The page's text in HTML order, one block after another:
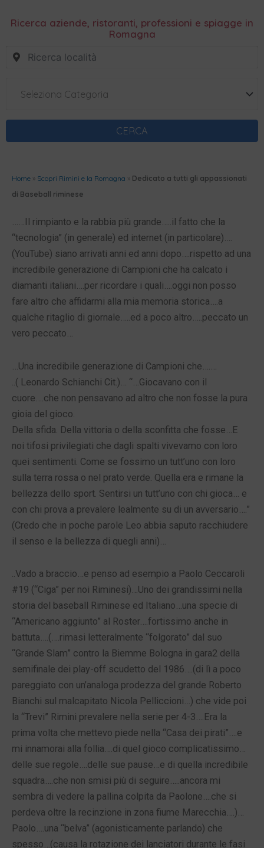
Ricerca aziende, ristoranti, professioni e spiagge in
Romagna
Seleziona Categoria
CERCA
Home » Scopri Rimini e la Romagna » Dedicato a tutti gli appassionati
di Baseball riminese
……Il rimpianto e la rabbia più grande…..il fatto che la
“tecnologia” (in generale) ed internet (in particolare)….
(YouTube) siano arrivati anni ed anni dopo….rispetto ad una
incredibile generazione di Campioni che ha calcato i
diamanti italiani….per ricordare i quali….oggi non posso
fare altro che affidarmi alla mia memoria storica….a
qualche ritaglio di giornale…..ed a poco altro…..peccato un
vero peccato…
…Una incredibile generazione di Campioni che….…
..( Leonardo Schianchi Cit.)… “…Giocavano con il
cuore….che non pensavano ad altro che non fosse la pura
gioia del gioco.
Della sfida. Della vittoria o della sconfitta che fosse…E
noi tifosi privilegiati che dagli spalti vivevamo con loro
quei sentimenti. Come se fossimo un tutt’uno con loro
sulla terra rossa o nel prato verde. Quella era e rimane la
bellezza dello sport. Sentirsi un tutt’uno con chi gioca… e
con chi prova a prevalere lealmente su di un avversario….”
(Credo che in poche parole Leo abbia saputo racchiudere
il senso e la bellezza di quegli anni)…
..Vado a braccio…e penso ad esempio a Paolo Ceccaroli
#19 (“Ciga” per noi Riminesi)…Uno dei grandissimi nella
storia del baseball Riminese ed Italiano…una specie di
“Americano aggiunto” al Roster….fortissimo anche in
battuta….(….rimasi letteralmente “folgorato” dal suo
“Grande Slam” contro la Biemme Bologna in gara2 della
semifinale dei play-off scudetto del 1986….(di lì a poco
pareggiato con un’analoga prodezza del grande Roberto
Bianchi sul malcapitato Nicola Pelliccioni…) che vide poi
la “Trevi” Rimini prevalere nella serie per 4-3….Era la
prima volta che mettevo piede nella “Casa dei pirati”….e
mi innamorai alla follia….di quel gioco complicatissimo…
delle sue regole….delle sue pause…e di quella incredibile
squadra….che non smisi più di seguire…..ancora mi
sembra di vedere la pallina colpita da Paolone….che si
perdeva oltre la recinzione in zona fiume Marecchia….)…
Paolo….una “belva” (agonisticamente parlando) che
spesso…(causa la rotazione dei lanciatori durante le fasi